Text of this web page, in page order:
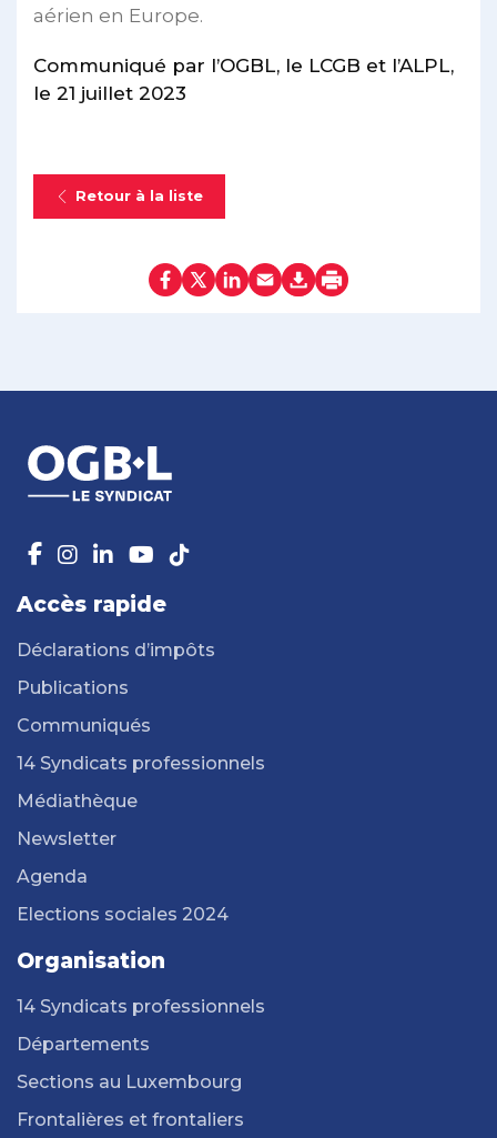
aérien en Europe.
Communiqué par l’OGBL, le LCGB et l’ALPL,
le 21 juillet 2023
Retour à la liste
Accès rapide
Déclarations d’impôts
Publications
Communiqués
14 Syndicats professionnels
Médiathèque
Newsletter
Agenda
Elections sociales 2024
Organisation
14 Syndicats professionnels
Départements
Sections au Luxembourg
Frontalières et frontaliers